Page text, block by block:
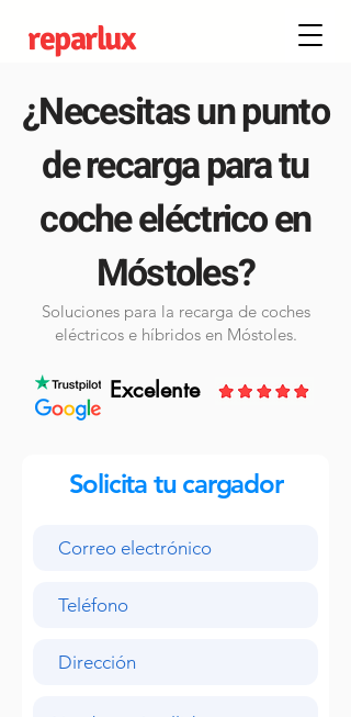
reparlux
¿Necesitas un punto
de recarga para tu
coche eléctrico en
Móstoles?
Soluciones para la recarga de coches
eléctricos e híbridos en Móstoles.
Excelente
Solicita tu cargador